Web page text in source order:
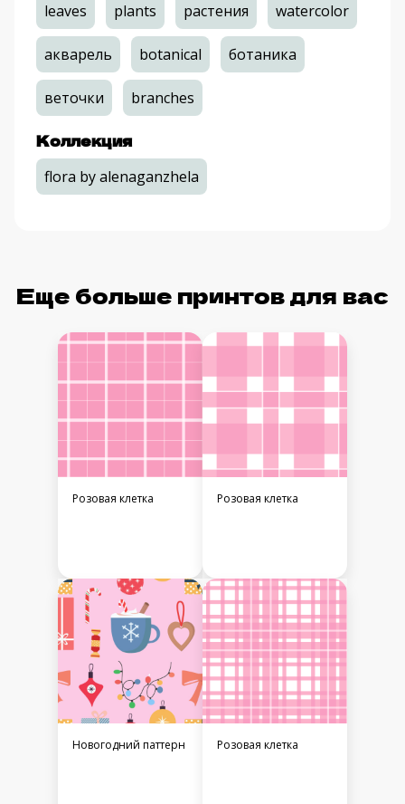
leaves plants растения watercolor
акварель botanical ботаника
веточки branches
Коллекция
flora by alenaganzhela
Еще больше принтов для вас
Розовая клетка Розовая клетка
Новогодний паттерн Розовая клетка